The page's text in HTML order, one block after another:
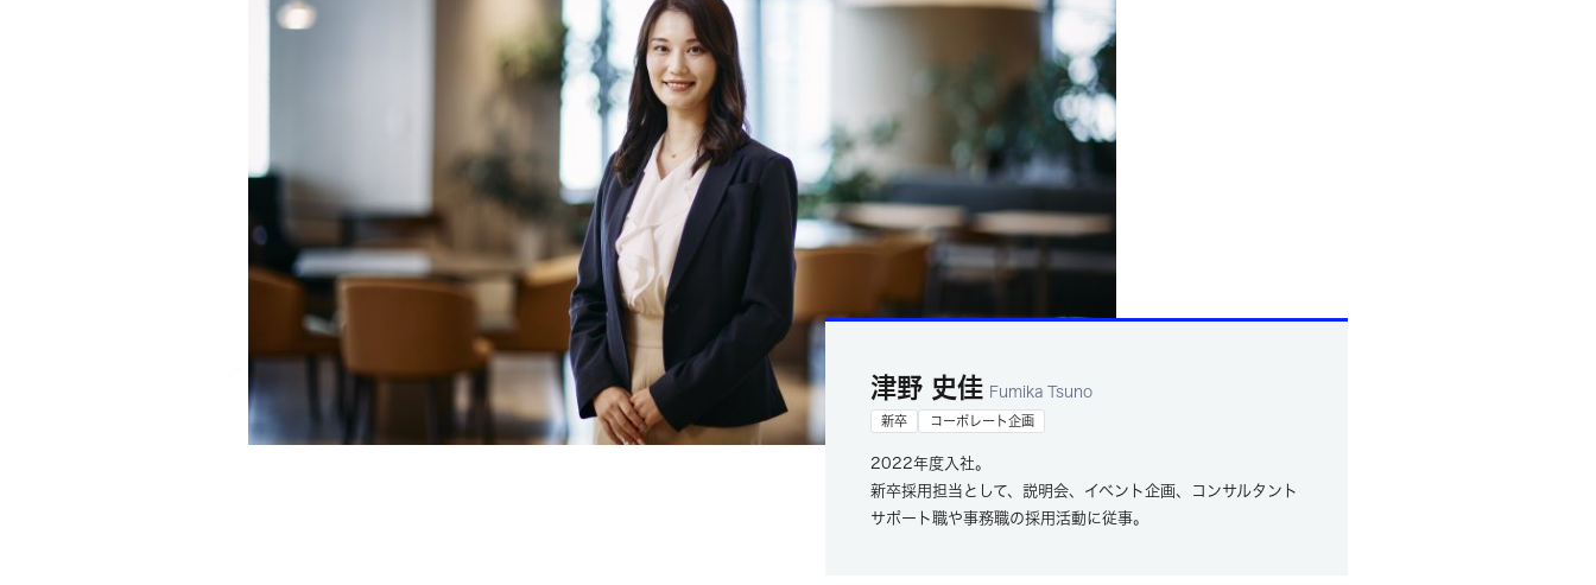
津野 史佳 Fumika Tsuno
新卒 コーポレート企画
2022年度入社。
新卒採用担当として、説明会、イベント企画、コンサルタント
サポート職や事務職の採用活動に従事。